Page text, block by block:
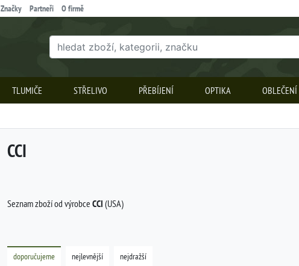
Značky Partneři O firmě
TLUMIČE STŘELIVO PŘEBÍJENÍ OPTIKA OBLEČENÍ
CCI
Seznam zboží od výrobce CCI (USA)
doporučujeme nejlevnější nejdražší